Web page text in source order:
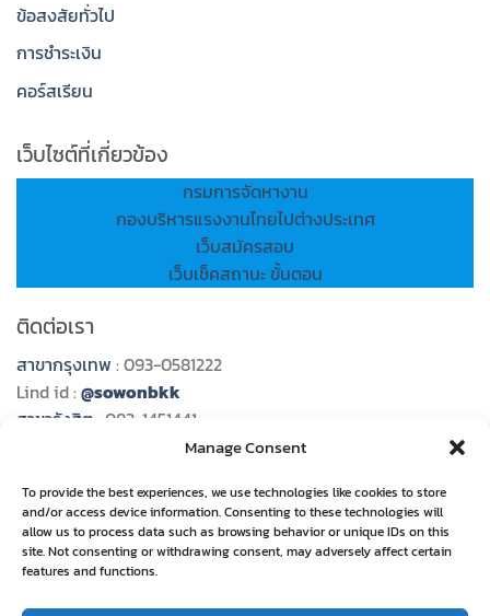
Manage Consent
To provide the best experiences, we use technologies like cookies to store
and/or access device information. Consenting to these technologies will
allow us to process data such as browsing behavior or unique IDs on this
site. Not consenting or withdrawing consent, may adversely affect certain
features and functions.
ข้อสงสัยทั่วไป
การชำระเงิน
คอร์สเรียน
เว็บไซต์ที่เกี่ยวข้อง
กรมการจัดหางาน
กองบริหารแรงงานไทยไปต่างประเทศ
เว็บสมัครสอบ
เว็บเช็คสถานะ ขั้นตอน
ติดต่อเรา
สาขากรุงเทพ : 093-0581222
Lind id : @sowonbkk
สาขารังสิต : 083-1451441
Line id :@sowonrayong
สาขาอุบลราชธานี: 082-2658777
Line id :@sowonubon
สาขาชลบุรี: 085-5288995
Line id :@sowon789